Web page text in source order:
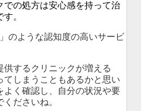
の処方は安心感を持って治
。
のような認知度の高いサービ
するクリニックが増える
しまうこともあるかと思い
よく確認し、自分の状況や要
ださいね。